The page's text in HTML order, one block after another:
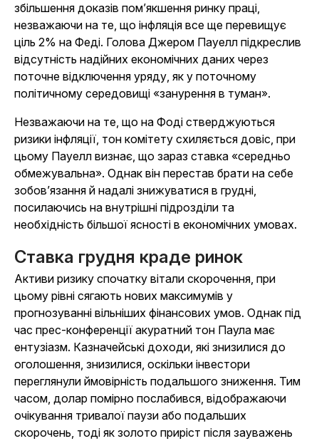
збільшення доказів пом’якшення ринку праці,
незважаючи на те, що інфляція все ще перевищує
ціль 2% на Феді. Голова Джером Пауелл підкреслив
відсутність надійних економічних даних через
поточне відключення уряду, як у поточному
політичному середовищі «занурення в туман».
Незважаючи на те, що на Фоді стверджуються
ризики інфляції, тон комітету схиляється довіс, при
цьому Пауелл визнає, що зараз ставка «середньо
обмежувальна». Однак він перестав брати на себе
зобов’язання й надалі знижуватися в грудні,
посилаючись на внутрішні підрозділи та
необхідність більшої ясності в економічних умовах.
Ставка грудня краде ринок
Активи ризику спочатку вітали скорочення, при
цьому рівні сягають нових максимумів у
прогнозуванні вільніших фінансових умов. Однак під
час прес-конференції акуратний тон Паула має
ентузіазм. Казначейські доходи, які знизилися до
оголошення, знизилися, оскільки інвестори
переглянули ймовірність подальшого зниження. Тим
часом, долар помірно послабився, відображаючи
очікування тривалої паузи або подальших
скорочень, тоді як золото приріст після зауважень